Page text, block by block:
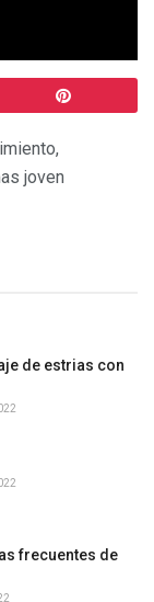
joven
de estrias con
frecuentes de